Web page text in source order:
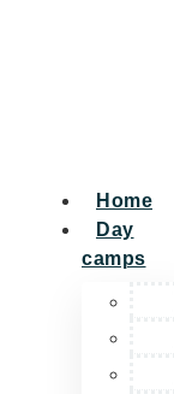
Home
Day
camps